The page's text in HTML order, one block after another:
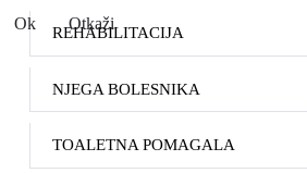
REHABILITACIJA
NJEGA BOLESNIKA
TOALETNA POMAGALA
Ok Otkaži